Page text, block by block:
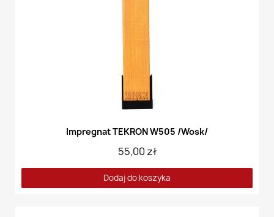
Impregnat TEKRON W505 /Wosk/
55,00 zł
Dodaj do koszyka